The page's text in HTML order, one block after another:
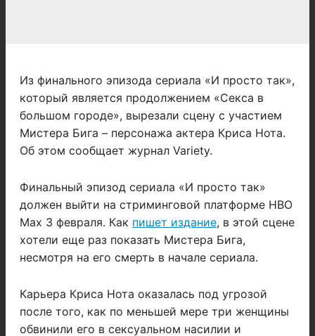
Из финального эпизода сериала «И просто так»,
который является продолжением «Секса в
большом городе», вырезали сцену с участием
Мистера Бига – персонажа актера Криса Нота.
Об этом сообщает журнал Variety.
Финальный эпизод сериала «И просто так»
должен выйти на стриминговой платформе HBO
Max 3 февраля. Как пишет издание, в этой сцене
хотели еще раз показать Мистера Бига,
несмотря на его смерть в начале сериала.
Карьера Криса Нота оказалась под угрозой
после того, как по меньшей мере три женщины
обвинили его в сексуальном насилии и